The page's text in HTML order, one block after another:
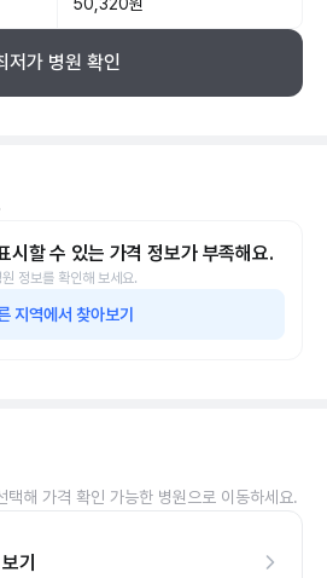
저가 병원 확인
시할 수 있는 가격 정보가 부족해요.
정보를 확인해 보세요.
지역에서 찾아보기
택해 가격 확인 가능한 병원으로 이동하세요.
기